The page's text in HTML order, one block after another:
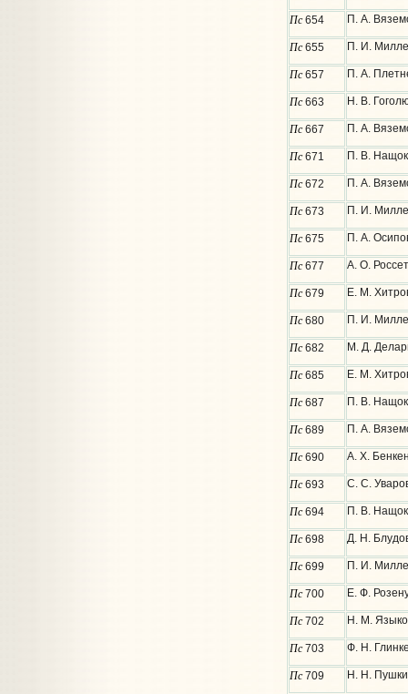
Пс654 П. А.
Пс655 П. И.
Пс657 П. А.
Пс663 Н. В.
Пс667 П. А.
Пс671 П. В.
Пс672 П. А.
Пс673 П. И.
Пс675 П. А.
Пс677 А. О.
Пс679 Е. М.
Пс680 П. И.
Пс682 М. Д.
Пс685 Е. М.
Пс687 П. В.
Пс689 П. А.
Пс690 А. Х.
Пс693 С. С.
Пс694 П. В.
Пс698 Д. Н.
Пс699 П. И.
Пс700 Е. Ф.
Пс702 Н. М.
Пс703 Ф. Н.
Пс709 Н. Н.